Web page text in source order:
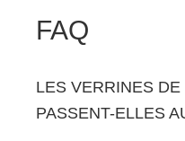
FAQ
LES VERRINES
PASSENT-ELLES